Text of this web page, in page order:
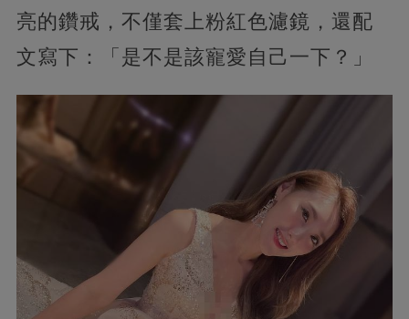
亮的鑽戒，不僅套上粉紅色濾鏡，還配
文寫下：「是不是該寵愛自己一下？」